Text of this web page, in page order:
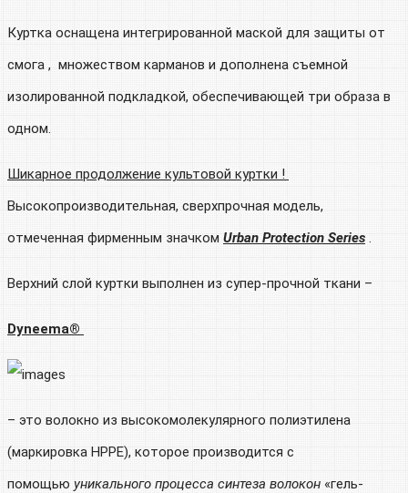
Куртка оснащена интегрированной маской для защиты от
смога , множеством карманов и дополнена съемной
изолированной подкладкой, обеспечивающей три образа в
одном.
Шикарное продолжение культовой куртки !
Высокопроизводительная, сверхпрочная модель,
отмеченная фирменным значком Urban Protection Series.
Верхний слой куртки выполнен из супер-прочной ткани –
Dyneema®
– это волокно из высокомолекулярного полиэтилена
(маркировка HPPE), которое производится с
помощью уникального процесса синтеза волокон «гель-